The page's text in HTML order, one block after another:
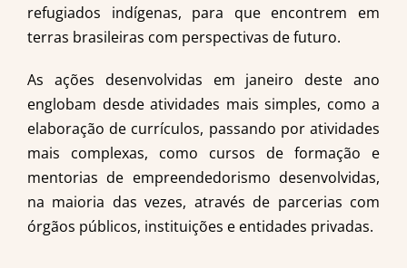
refugiados indígenas, para que encontrem em
terras brasileiras com perspectivas de futuro.
As ações desenvolvidas em janeiro deste ano
englobam desde atividades mais simples, como a
elaboração de currículos, passando por atividades
mais complexas, como cursos de formação e
mentorias de empreendedorismo desenvolvidas,
na maioria das vezes, através de parcerias com
órgãos públicos, instituições e entidades privadas.